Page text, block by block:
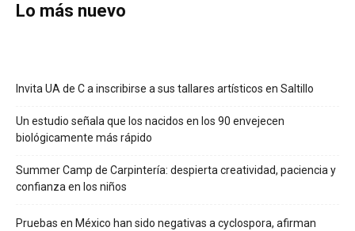
Lo más nuevo
Invita UA de C a inscribirse a sus tallares artísticos en Saltillo
Un estudio señala que los nacidos en los 90 envejecen
biológicamente más rápido
Summer Camp de Carpintería: despierta creatividad, paciencia y
confianza en los niños
Pruebas en México han sido negativas a cyclospora, afirman